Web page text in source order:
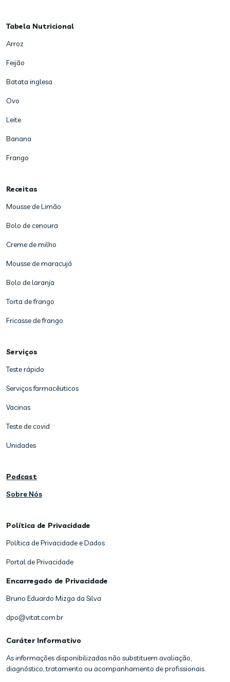
Tabela Nutricional
Arroz
Feijão
Batata inglesa
Ovo
Leite
Banana
Frango
Receitas
Mousse de Limão
Bolo de cenoura
Creme de milho
Mousse de maracujá
Bolo de laranja
Torta de frango
Fricasse de frango
Serviços
Teste rápido
Serviços farmacêuticos
Vacinas
Teste de covid
Unidades
Podcast
Sobre Nós
Política de Privacidade
Política de Privacidade e Dados
Portal de Privacidade
Encarregado de Privacidade
Bruno Eduardo Mizga da Silva
dpo@vitat.com.br
Caráter Informativo
As informações disponibilizadas não substituem avaliação,
diagnóstico, tratamento ou acompanhamento de profissionais.